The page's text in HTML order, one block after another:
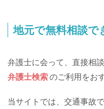
地元で無料相談で
弁護士に会って、直接相
弁護士検索のご利用をお
当サイトでは、交通事故